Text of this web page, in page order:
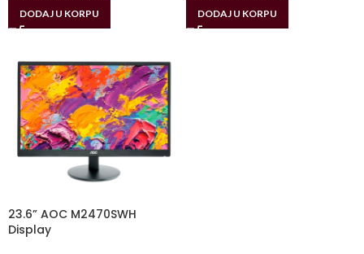
DODAJ U KORPU DODAJ U KORPU
23.6” AOC M2470SWH
Display